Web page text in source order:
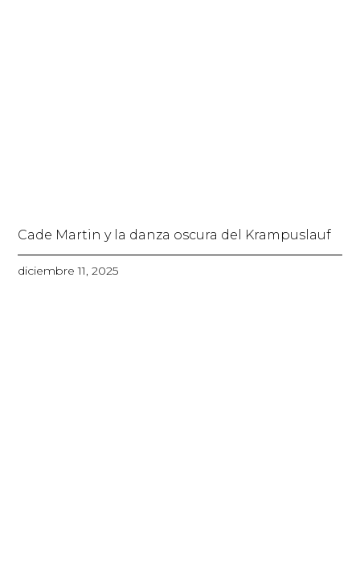
Cade Martin y la danza oscura del Krampuslauf
diciembre 11, 2025